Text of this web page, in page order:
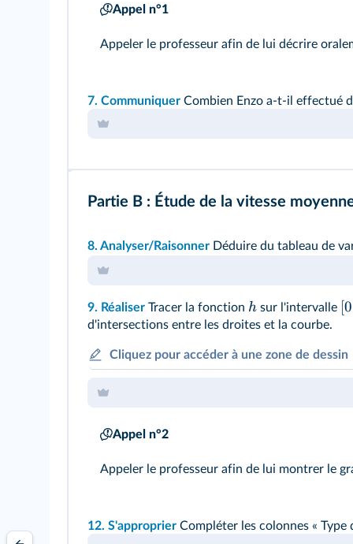
Appel n°1
Appeler le professeur afin de lui décrire
7. Communiquer Combien Enzo a-t-il effectué
Partie B : Étude de la vitesse
8. Analyser/Raisonner Déduire du tableau de
9. Réaliser Tracer la fonction h sur l'intervalle [0
d'intersections entre les droites et la courbe.
Cliquez pour accéder à une zone de dessin
Appel n°2
Appeler le professeur afin de lui montrer le
12. S'approprier Compléter les colonnes « Type